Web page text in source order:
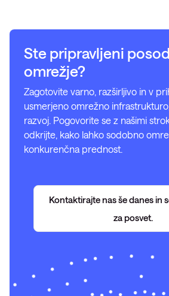
Ste pripravljeni
omrežje?
Zagotovite varno, razširljivo in v
usmerjeno omrežno
razvoj. Pogovorite se z našimi
odkrijte, kako lahko sodobno
konkurenčna prednost.
Kontaktirajte nas še danes in
za posvet.